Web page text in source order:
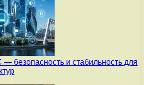
— безопасность и стабильность для